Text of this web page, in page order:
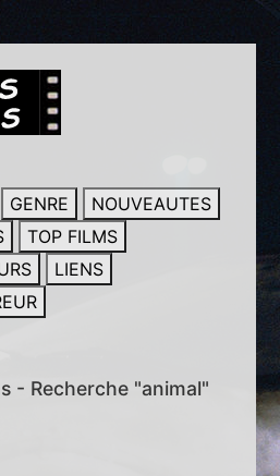
GENRE
NOUVEAUTES
TOP FILMS
LIENS
- Recherche "animal"